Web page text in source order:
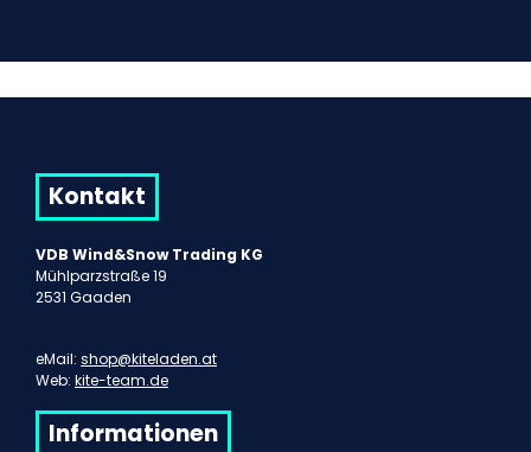
Kontakt
VDB Wind&Snow Trading KG
Mühlparzstraße 19
2531 Gaaden
eMail: shop@kiteladen.at
Web: kite-team.de
Informationen